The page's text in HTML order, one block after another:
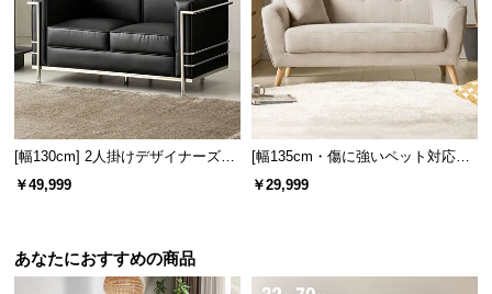
[幅130cm] 2人掛けデザイナーズソ
ファ ル・コルビジェ LC2 名作 リ
￥49,999
[幅135cm・傷に強いペット対応生
地も] 天然木脚 2人掛けコンパクト
￥29,999
あなたにおすすめの商品